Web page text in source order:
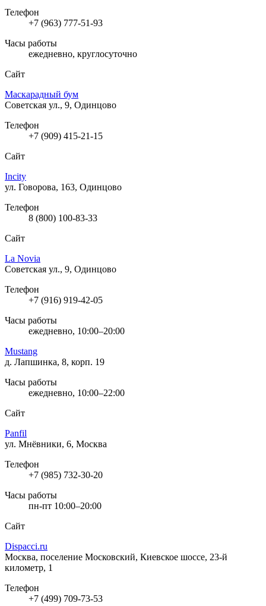
Телефон
+7 (963) 777-51-93
Часы работы
ежедневно, круглосуточно
Сайт
Маскарадный бум
Советская ул., 9, Одинцово
Телефон
+7 (909) 415-21-15
Сайт
Incity
ул. Говорова, 163, Одинцово
Телефон
8 (800) 100-83-33
Сайт
La Novia
Советская ул., 9, Одинцово
Телефон
+7 (916) 919-42-05
Часы работы
ежедневно, 10:00–20:00
Mustang
д. Лапшинка, 8, корп. 19
Часы работы
ежедневно, 10:00–22:00
Сайт
Panfil
ул. Мнёвники, 6, Москва
Телефон
+7 (985) 732-30-20
Часы работы
пн-пт 10:00–20:00
Сайт
Dispacci.ru
Москва, поселение Московский, Киевское шоссе, 23-й
километр, 1
Телефон
+7 (499) 709-73-53